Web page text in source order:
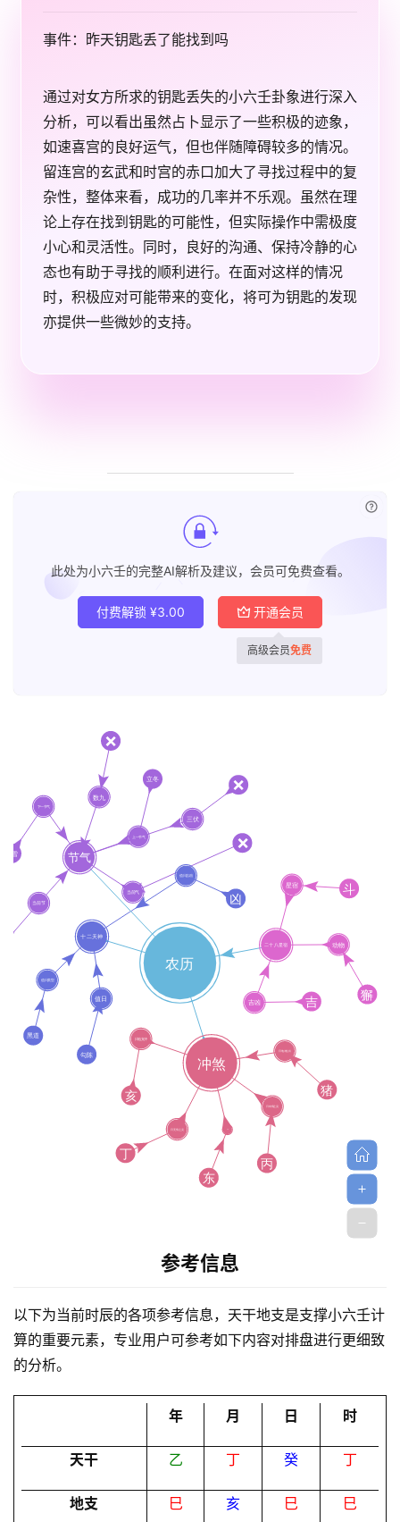
黄
历
占
事件：昨天钥匙丢了能找到吗
通过对女方所求的钥匙丢失的小六壬卦象进行深入
分析，可以看出虽然占卜显示了一些积极的迹象，
如速喜宫的良好运气，但也伴随障碍较多的情况。
留连宫的玄武和时宫的赤口加大了寻找过程中的复
杂性，整体来看，成功的几率并不乐观。虽然在理
论上存在找到钥匙的可能性，但实际操作中需极度
小心和灵活性。同时，良好的沟通、保持冷静的心
态也有助于寻找的顺利进行。在面对这样的情况
时，积极应对可能带来的变化，将可为钥匙的发现
亦提供一些微妙的支持。
此处为小六壬的完整AI解析及建议，会员可免费查看。
付费解锁 ¥3.00 开通会员
高级会员免费
参考信息
以下为当前时辰的各项参考信息，天干地支是支撑小六壬计
算的重要元素，专业用户可参考如下内容对排盘进行更细致
的分析。
年 月 日 时
天干 乙 丁 癸 丁
地支 巳 亥 巳 巳